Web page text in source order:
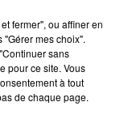
fermer", ou affiner en
mes choix".
sans
pour ce site. Vous
à tout
de chaque page.